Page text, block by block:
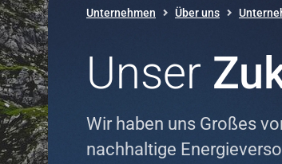
Unternehmen Über uns
Unser
Wir haben uns Großes
nachhaltige